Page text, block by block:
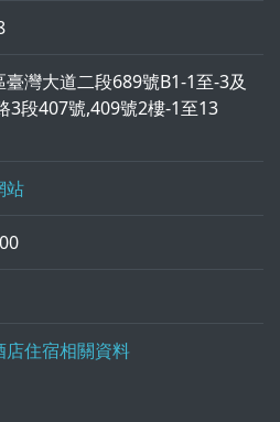
灣大道二段689號B1-1至-3及
3段407號,409號2樓-1至13
站
店住宿相關資料